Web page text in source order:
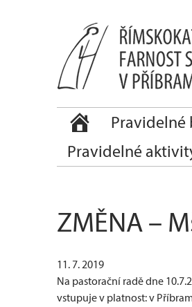
Pravidelné
Pravidelné
ZMĚNA –
11. 7. 2019
Na pastorační radě dne
vstupuje v platnost: v